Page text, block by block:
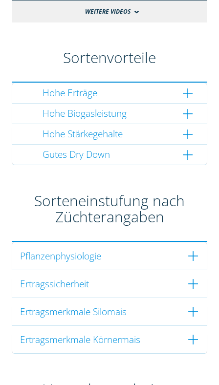
WEITERE VIDEOS
Sortenvorteile
Hohe Erträge
Hohe Biogasleistung
Hohe Stärkegehalte
Gutes Dry Down
Sorteneinstufung nach
Züchterangaben
Pflanzenphysiologie
Ertragssicherheit
Ertragsmerkmale Silomais
Ertragsmerkmale Körnermais